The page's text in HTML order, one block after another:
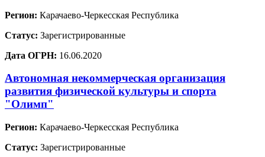
Регион: Карачаево-Черкесская Республика
Статус: Зарегистрированные
Дата ОГРН: 16.06.2020
Автономная некоммерческая организация
развития физической культуры и спорта
"Олимп"
Регион: Карачаево-Черкесская Республика
Статус: Зарегистрированные